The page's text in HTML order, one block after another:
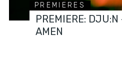
PREMIERES
PREMIERE: DJU:N
AMEN